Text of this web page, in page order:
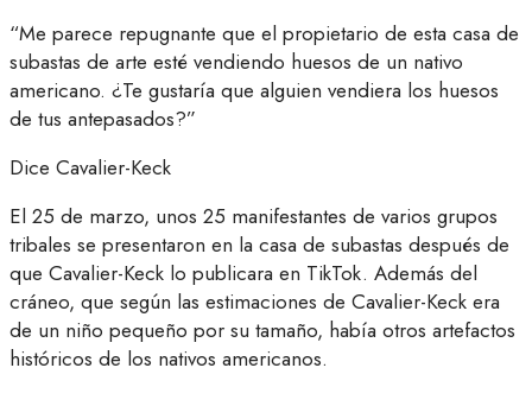
“Me parece repugnante que el propietario de esta casa de
subastas de arte esté vendiendo huesos de un nativo
americano. ¿Te gustaría que alguien vendiera los huesos
de tus antepasados?”
Dice Cavalier-Keck
El 25 de marzo, unos 25 manifestantes de varios grupos
tribales se presentaron en la casa de subastas después de
que Cavalier-Keck lo publicara en TikTok. Además del
cráneo, que según las estimaciones de Cavalier-Keck era
de un niño pequeño por su tamaño, había otros artefactos
históricos de los nativos americanos.